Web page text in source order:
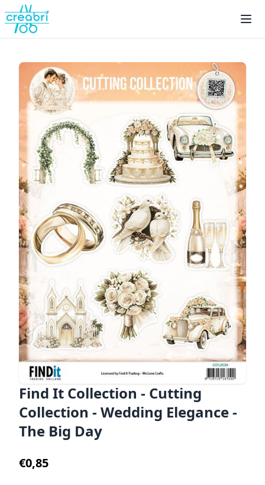
Find It Collection - Cutting
Collection - Wedding Elegance -
The Big Day
€0,85